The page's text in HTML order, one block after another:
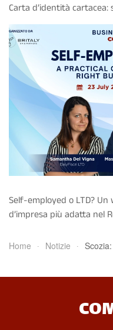
Carta d’identità cartacea:
Self-employed o LTD?
d’impresa più adatta nel
Home Notizie